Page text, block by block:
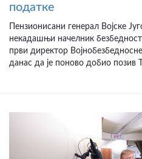
податке
Пензионисани генерал Војске
некадашњи начелник
први директор
данас да је поново добио позив